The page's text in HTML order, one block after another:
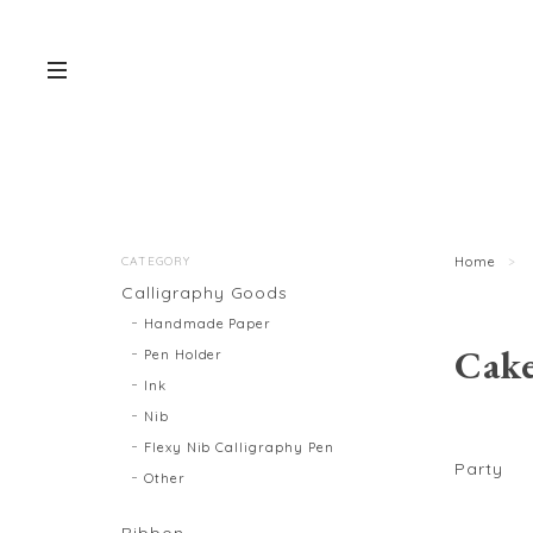
Home
Party
CATEGORY
Calligraphy Goods
Handmade Paper
Pen Holder
Ink
Nib
Flexy Nib Calligraphy Pen
Other